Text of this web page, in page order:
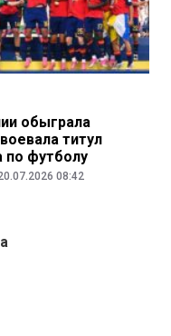
обыграла
титул
по футболу
08:42